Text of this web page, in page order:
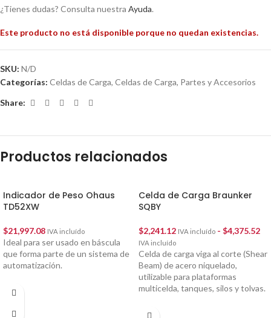
¿Tienes dudas? Consulta nuestra Ayuda.
Este producto no está disponible porque no quedan existencias.
SKU: N/D
Categorías: Celdas de Carga, Celdas de Carga, Partes y Accesorios
Share:
Productos relacionados
Indicador de Peso Ohaus
TD52XW
$21,997.08 IVA incluído
Ideal para ser usado en báscula
que forma parte de un sistema de
automatización.
Celda de Carga Braunker
SQBY
$2,241.12 IVA incluído - $4,375.52
IVA incluído
Celda de carga viga al corte (Shear
Beam) de acero niquelado,
utilizable para plataformas
multicelda, tanques, silos y tolvas.